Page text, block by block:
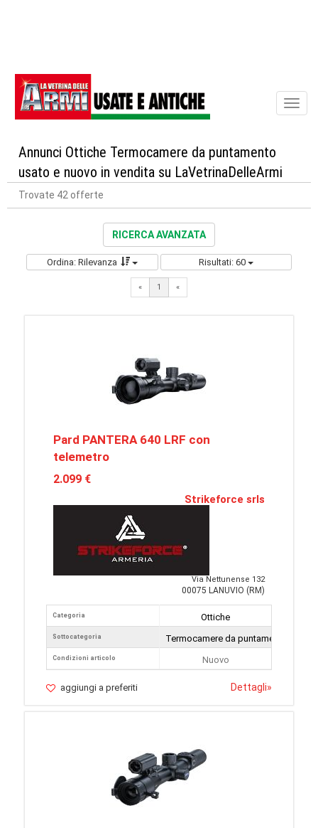
Annunci Ottiche Termocamere da puntamento
usato e nuovo in vendita su LaVetrinaDelleArmi
Trovate 42 offerte
RICERCA AVANZATA
Ordina: Rilevanza Risultati: 60
« 1 «
Pard PANTERA 640 LRF con
telemetro
2.099 €
Strikeforce srls
Via Nettunense 132
00075 LANUVIO (RM)
Categoria
Sottocategoria
Condizioni articolo
Ottiche
Termocamere da puntamento
Nuovo
aggiungi a preferiti Dettagli»